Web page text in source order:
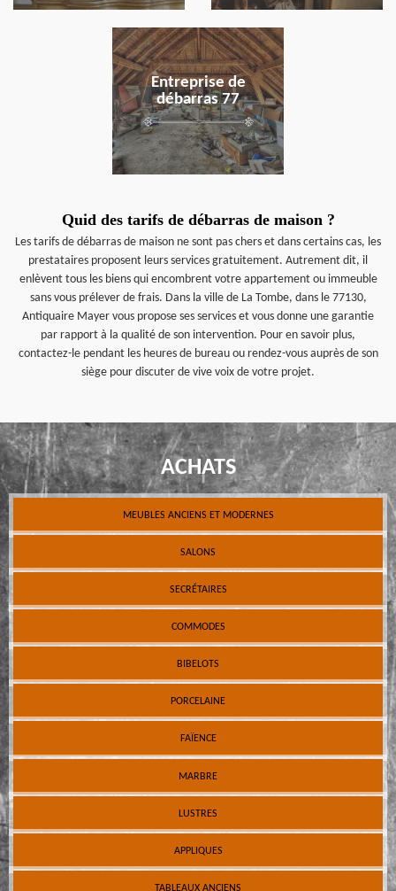
Entreprise de
débarras 77
en savoir plus
Quid des tarifs de débarras de maison ?
Les tarifs de débarras de maison ne sont pas chers et dans certains cas, les
prestataires proposent leurs services gratuitement. Autrement dit, il
enlèvent tous les biens qui encombrent votre appartement ou immeuble
sans vous prélever de frais. Dans la ville de La Tombe, dans le 77130,
Antiquaire Mayer vous propose ses services et vous donne une garantie
par rapport à la qualité de son intervention. Pour en savoir plus,
contactez-le pendant les heures de bureau ou rendez-vous auprès de son
siège pour discuter de vive voix de votre projet.
ACHATS
MEUBLES ANCIENS ET MODERNES
SALONS
SECRÉTAIRES
COMMODES
BIBELOTS
PORCELAINE
FAÏENCE
MARBRE
LUSTRES
APPLIQUES
TABLEAUX ANCIENS